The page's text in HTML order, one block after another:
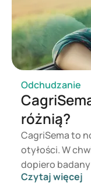
Mounjaro daje
utrzymaniu
leki, ich wpływ
różnice i
Odchudzanie
różnią?
CagriSema to
otyłości. W
dopiero badany
nie trafił
Czytaj więcej